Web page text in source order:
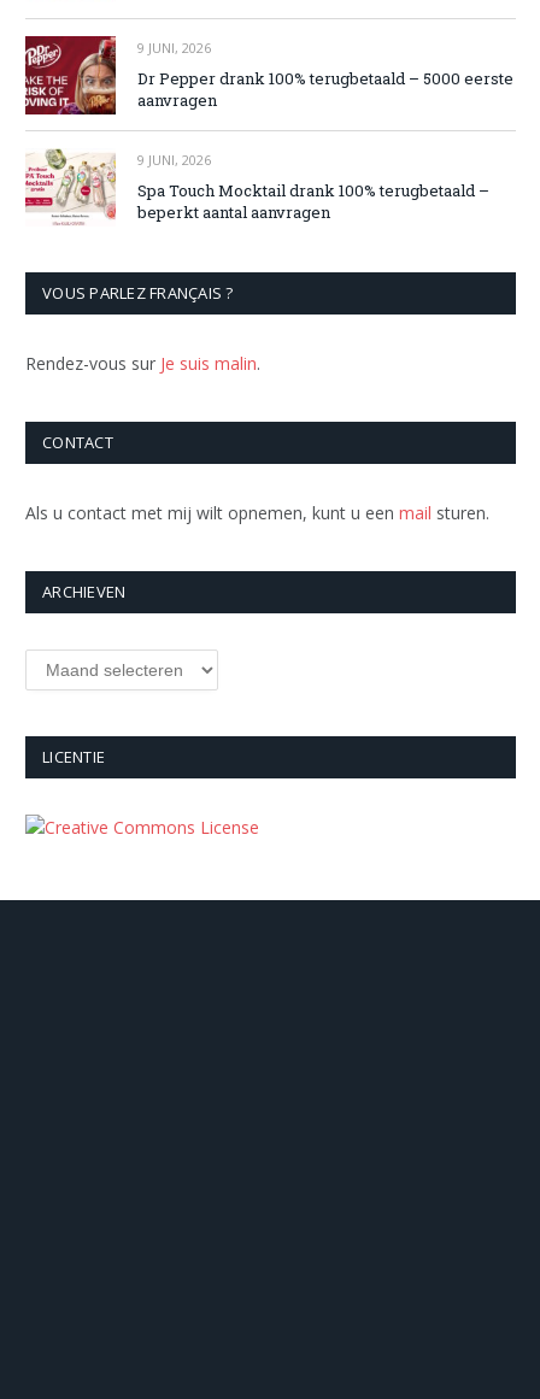
9 JUNI, 2026
Dr Pepper drank 100% terugbetaald – 5000 eerste
aanvragen
9 JUNI, 2026
Spa Touch Mocktail drank 100% terugbetaald –
beperkt aantal aanvragen
VOUS PARLEZ FRANÇAIS ?
Rendez-vous sur Je suis malin.
CONTACT
Als u contact met mij wilt opnemen, kunt u een mail sturen.
ARCHIEVEN
Archieven
LICENTIE